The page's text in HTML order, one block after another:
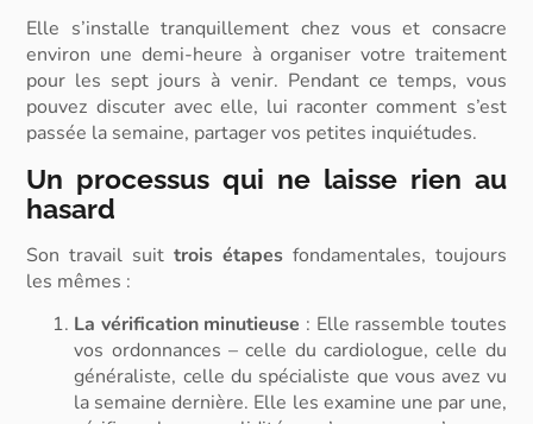
Elle s’installe tranquillement chez vous et consacre
environ une demi-heure à organiser votre traitement
pour les sept jours à venir. Pendant ce temps, vous
pouvez discuter avec elle, lui raconter comment s’est
passée la semaine, partager vos petites inquiétudes.
Un processus qui ne laisse rien au
hasard
Son travail suit trois étapesfondamentales, toujours
les mêmes :
La vérification minutieuse : Elle rassemble toutes
vos ordonnances – celle du cardiologue, celle du
généraliste, celle du spécialiste que vous avez vu
la semaine dernière. Elle les examine une par une,